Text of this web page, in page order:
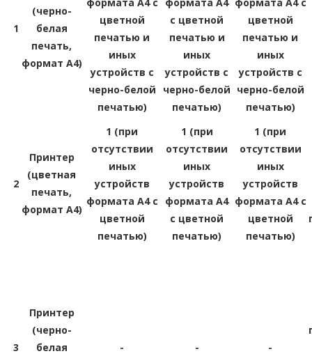
1
(черно-
белая
печать,
формат A4)
цветной
печатью и
иных
устройств с
черно-белой
печатью)
с цветной
печатью и
иных
устройств с
черно-белой
печатью)
цветной
печатью и
иных
устройств с
черно-белой
печатью)
2
Принтер
(цветная
печать,
формат A4)
1 (при
отсутствии
иных
устройств
формата A4 с
цветной
печатью)
1 (при
отсутствии
иных
устройств
формата A4
с цветной
печатью)
1 (при
отсутствии
иных
устройств
формата A4 с
цветной
печатью)
3
Принтер
(черно-
белая
- - -